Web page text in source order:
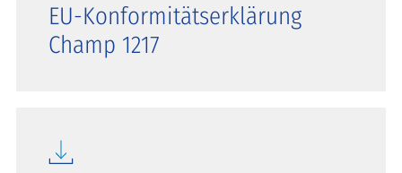
EU-Konformitätserklärung
Champ 1217